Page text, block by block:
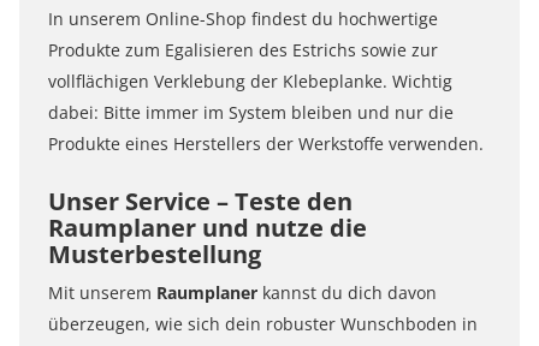
In unserem Online-Shop findest du hochwertige
Produkte zum Egalisieren des Estrichs sowie zur
vollflächigen Verklebung der Klebeplanke. Wichtig
dabei: Bitte immer im System bleiben und nur die
Produkte eines Herstellers der Werkstoffe verwenden.
Unser Service – Teste den
Raumplaner und nutze die
Musterbestellung
Mit unserem Raumplaner kannst du dich davon
überzeugen, wie sich dein robuster Wunschboden in